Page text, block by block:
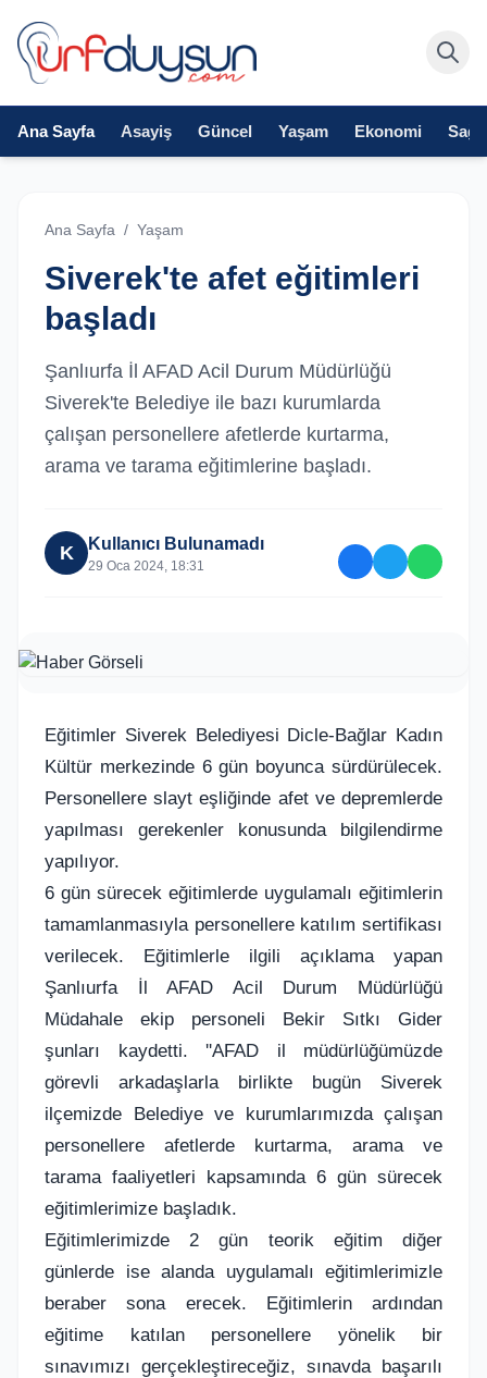
Ana Sayfa Asayiş Güncel Yaşam Ekonomi
Ana Sayfa / Yaşam
Siverek'te afet eğitimleri
başladı
Şanlıurfa İl AFAD Acil Durum Müdürlüğü
Siverek'te Belediye ile bazı kurumlarda
çalışan personellere afetlerde kurtarma,
arama ve tarama eğitimlerine başladı.
K Kullanıcı Bulunamadı
29 Oca 2024, 18:31
Eğitimler Siverek Belediyesi Dicle-Bağlar Kadın
Kültür merkezinde 6 gün boyunca sürdürülecek.
Personellere slayt eşliğinde afet ve depremlerde
yapılması gerekenler konusunda bilgilendirme
yapılıyor.
6 gün sürecek eğitimlerde uygulamalı eğitimlerin
tamamlanmasıyla personellere katılım sertifikası
verilecek. Eğitimlerle ilgili açıklama yapan
Şanlıurfa İl AFAD Acil Durum Müdürlüğü
Müdahale ekip personeli Bekir Sıtkı Gider
şunları kaydetti. ''AFAD il müdürlüğümüzde
görevli arkadaşlarla birlikte bugün Siverek
ilçemizde Belediye ve kurumlarımızda çalışan
personellere afetlerde kurtarma, arama ve
tarama faaliyetleri kapsamında 6 gün sürecek
eğitimlerimize başladık.
Eğitimlerimizde 2 gün teorik eğitim diğer
günlerde ise alanda uygulamalı eğitimlerimizle
beraber sona erecek. Eğitimlerin ardından
eğitime katılan personellere yönelik bir
sınavımızı gerçekleştireceğiz, sınavda başarılı